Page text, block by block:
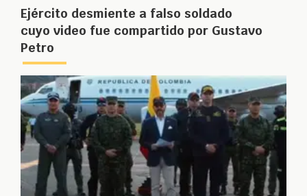
Ejército desmiente a falso soldado
cuyo video fue compartido por Gustavo
Petro